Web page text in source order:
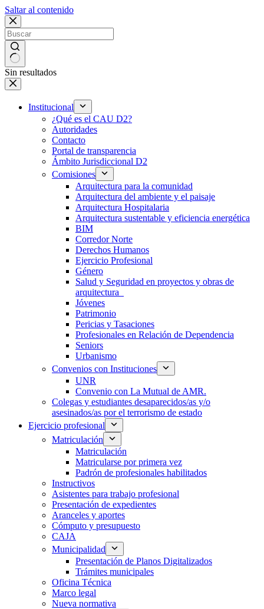
Saltar al contenido
Sin resultados
Institucional
¿Qué es el CAU D2?
Autoridades
Contacto
Portal de transparencia
Ámbito Jurisdiccional D2
Comisiones
Arquitectura para la comunidad
Arquitectura del ambiente y el paisaje
Arquitectura Hospitalaria
Arquitectura sustentable y eficiencia energética
BIM
Corredor Norte
Derechos Humanos
Ejercicio Profesional
Género
Salud y Seguridad en proyectos y obras de
arquitectura
Jóvenes
Patrimonio
Pericias y Tasaciones
Profesionales en Relación de Dependencia
Seniors
Urbanismo
Convenios con Instituciones
UNR
Convenio con La Mutual de AMR.
Colegas y estudiantes desaparecidos/as y/o
asesinados/as por el terrorismo de estado
Ejercicio profesional
Matriculación
Matriculación
Matricularse por primera vez
Padrón de profesionales habilitados
Instructivos
Asistentes para trabajo profesional
Presentación de expedientes
Aranceles y aportes
Cómputo y presupuesto
CAJA
Municipalidad
Presentación de Planos Digitalizados
Trámites municipales
Oficina Técnica
Marco legal
Nueva normativa